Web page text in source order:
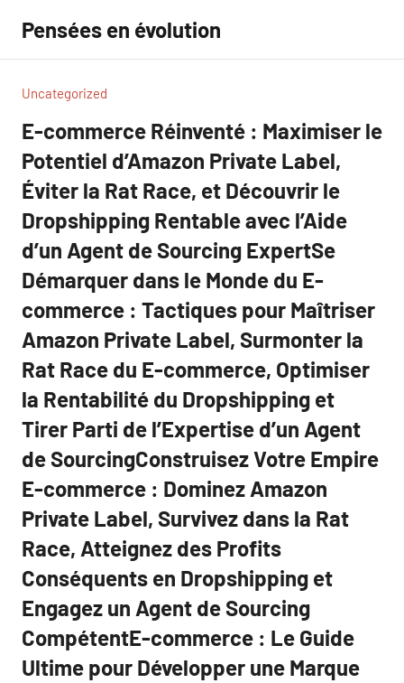
contenu
Pensées en évolution
Uncategorized
E-commerce Réinventé : Maximiser le
Potentiel d’Amazon Private Label,
Éviter la Rat Race, et Découvrir le
Dropshipping Rentable avec l’Aide
d’un Agent de Sourcing ExpertSe
Démarquer dans le Monde du E-
commerce : Tactiques pour Maîtriser
Amazon Private Label, Surmonter la
Rat Race du E-commerce, Optimiser
la Rentabilité du Dropshipping et
Tirer Parti de l’Expertise d’un Agent
de SourcingConstruisez Votre Empire
E-commerce : Dominez Amazon
Private Label, Survivez dans la Rat
Race, Atteignez des Profits
Conséquents en Dropshipping et
Engagez un Agent de Sourcing
CompétentE-commerce : Le Guide
Ultime pour Développer une Marque